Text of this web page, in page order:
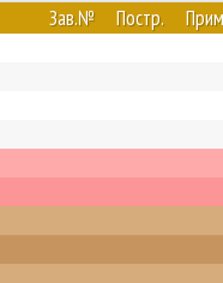
Зав.№ Постр.